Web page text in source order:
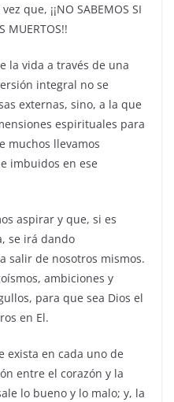
que, ¡¡NO SABEMOS SI
MUERTOS!!
la vida a través de una
integral no se
externas, sino, a la que
espirituales para
muchos llevamos
imbuidos en ese
aspirar y que, si es
se irá dando
salir de nosotros mismos.
ambiciones y
para que sea Dios el
en El.
exista en cada uno de
entre el corazón y la
lo bueno y lo malo; y, la